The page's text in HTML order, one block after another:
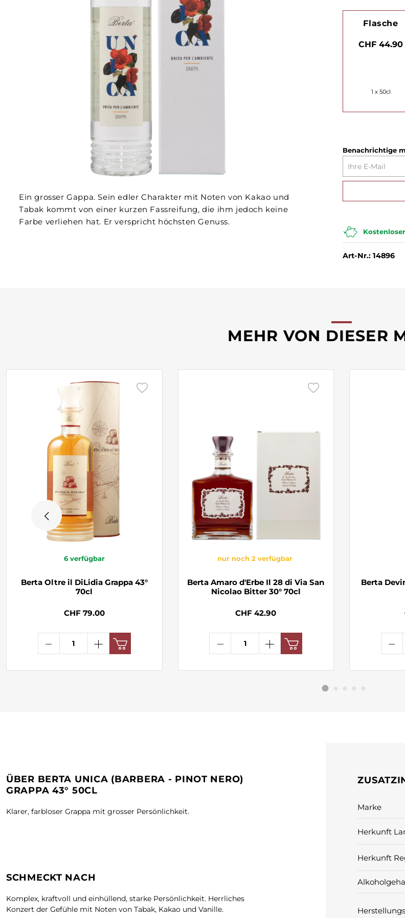
Ein grosser Gappa. Sein edler Charakter mit Noten von Kakao und
Tabak kommt von einer kurzen Fassreifung, die ihm jedoch keine
Farbe verliehen hat. Er verspricht höchsten Genuss.
Flasche
CHF 44.90
1 x 50cl
Benachrichtige
Art-Nr.: 14896
MEHR VON DIESER
6 verfügbar
Berta Oltre il DiLidia Grappa 43°
70cl
CHF 79.00
nur noch 2 verfügbar
Berta Amaro d'Erbe Il 28 di Via San
Nicolao Bitter 30° 70cl
CHF 42.90
Berta
ÜBER BERTA UNICA (BARBERA - PINOT NERO)
GRAPPA 43° 50CL
Klarer, farbloser Grappa mit grosser Persönlichkeit.
SCHMECKT NACH
Komplex, kraftvoll und einhüllend, starke Persönlichkeit. Herrliches
Konzert der Gefühle mit Noten von Tabak, Kakao und Vanille.
Marke
Herkunft
Herkunft